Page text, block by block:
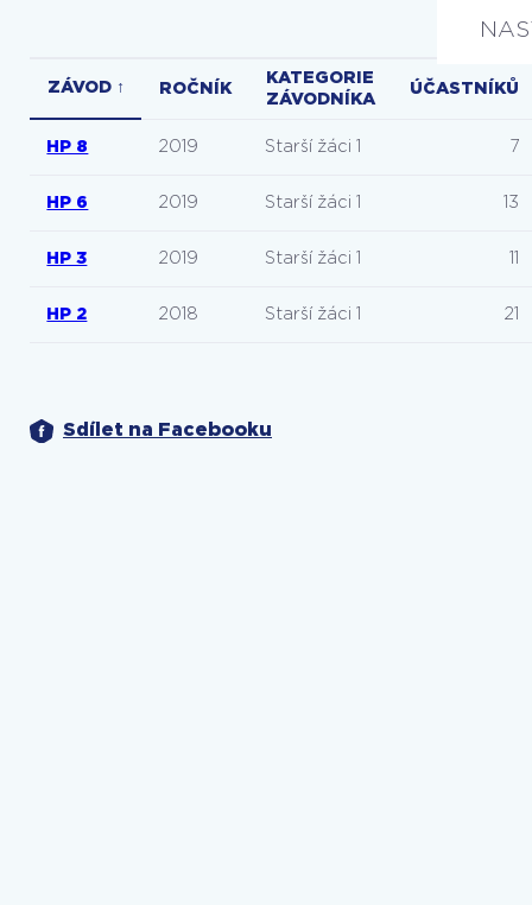
ZÁVOD ↑ ROČNÍK
KATEGORIE
ZÁVODNÍKA
ÚČASTNÍKŮ
HP 8 2019 Starší žáci 1 7
HP 6 2019 Starší žáci 1 13
HP 3 2019 Starší žáci 1 11
HP 2 2018 Starší žáci 1 21
Sdílet na Facebooku